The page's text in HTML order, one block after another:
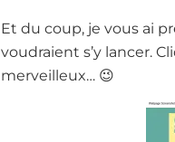
Et du coup, je vous ai
voudraient s’y lancer.
merveilleux… 😉